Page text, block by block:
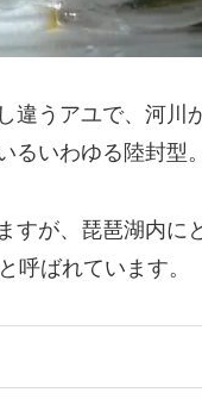
違うアユで、河川
るいわゆる陸封型。
すが、琵琶湖内に
呼ばれています。